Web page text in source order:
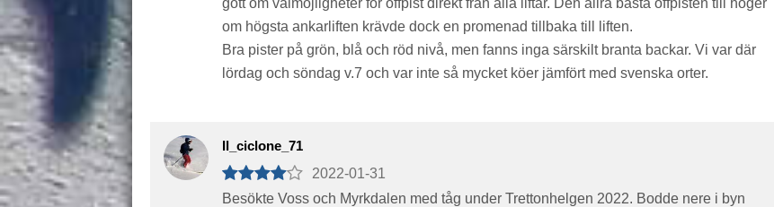
gott om valmöjligheter för offpist direkt från alla liftar. Den allra bästa offpisten till höger
om högsta ankarliften krävde dock en promenad tillbaka till liften.
Bra pister på grön, blå och röd nivå, men fanns inga särskilt branta backar. Vi var där
lördag och söndag v.7 och var inte så mycket köer jämfört med svenska orter.
Il_ciclone_71
2022-01-31
Besökte Voss och Myrkdalen med tåg under Trettonhelgen 2022. Bodde nere i byn